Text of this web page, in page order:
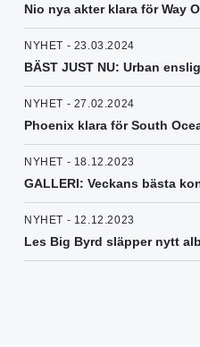
Nio nya akter klara för Way
NYHET - 23.03.2024
BÄST JUST NU: Urban
NYHET - 27.02.2024
Phoenix klara för South
NYHET - 18.12.2023
GALLERI: Veckans bästa
NYHET - 12.12.2023
Les Big Byrd släpper nytt